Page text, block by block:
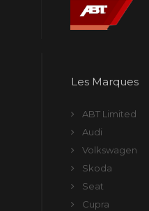
Les Marques
ABT Limited
Audi
Volkswagen
Skoda
Seat
Cupra